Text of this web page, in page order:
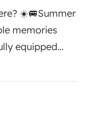
☀️🚐Summer
memories
equipped
easy
or a family,
this van
and